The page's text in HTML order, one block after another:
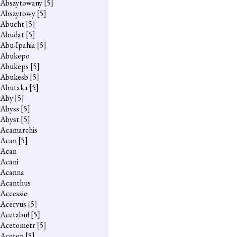
Abszytowany[5]
Abszytowy[5]
Abucht[5]
Abudat[5]
Abu-Ipahia[5]
Abukepo
Abukeps [5]
Abukesb [5]
Abutaka[5]
Aby[5]
Abyss [5]
Abyst[5]
Acamarchis
Acan[5]
Acan
Acani
Acanna
Acanthus
Accessie
Acervus [5]
Acetabuł[5]
Acetometr[5]